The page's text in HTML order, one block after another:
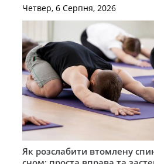
Четвер, 6 Серпня, 2026
Як розслабити втомлену